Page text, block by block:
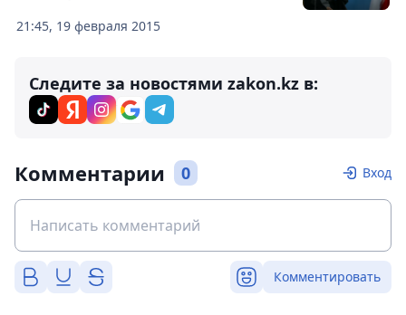
21:45, 19 февраля 2015
Следите за новостями zakon.kz в:
Комментарии 0 Вход
Комментировать